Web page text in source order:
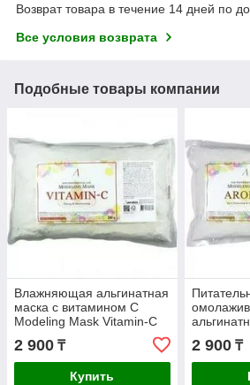
Возврат товара в течение 14 дней по
Все условия возврата
Подобные товары компании
Влажняющая альгинатная
маска с витамином С
Modeling Mask Vitamin-C
Puring & Moisturizing,240гр
2 900 ₸
Купить
ANSKIN
Aroma
2 900₸